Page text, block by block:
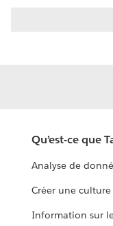
Qu’est-ce que
Analyse de
Créer une
Information sur